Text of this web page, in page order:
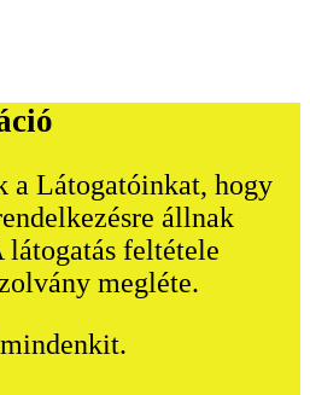
a Látogatóinkat, hogy
állnak
feltétele
megléte.